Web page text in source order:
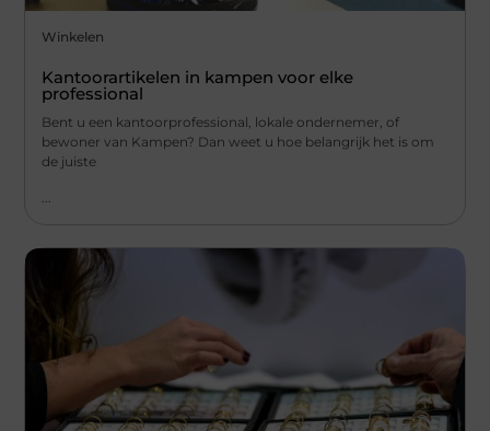
Winkelen
Kantoorartikelen in kampen voor elke
professional
Bent u een kantoorprofessional, lokale ondernemer, of
bewoner van Kampen? Dan weet u hoe belangrijk het is om
de juiste